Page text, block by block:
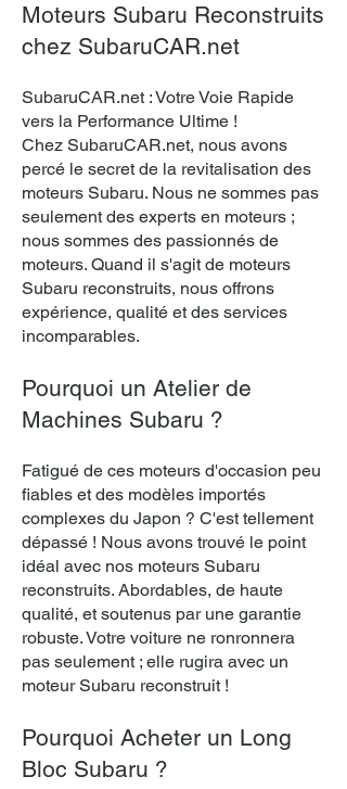
Moteurs Subaru Reconstruits
chez SubaruCAR.net
SubaruCAR.net : Votre Voie Rapide
vers la Performance Ultime !
Chez SubaruCAR.net, nous avons
percé le secret de la revitalisation des
moteurs Subaru. Nous ne sommes pas
seulement des experts en moteurs ;
nous sommes des passionnés de
moteurs. Quand il s'agit de moteurs
Subaru reconstruits, nous offrons
expérience, qualité et des services
incomparables.
Pourquoi un Atelier de
Machines Subaru ?
Fatigué de ces moteurs d'occasion peu
fiables et des modèles importés
complexes du Japon ? C'est tellement
dépassé ! Nous avons trouvé le point
idéal avec nos moteurs Subaru
reconstruits. Abordables, de haute
qualité, et soutenus par une garantie
robuste. Votre voiture ne ronronnera
pas seulement ; elle rugira avec un
moteur Subaru reconstruit !
Pourquoi Acheter un Long
Bloc Subaru ?